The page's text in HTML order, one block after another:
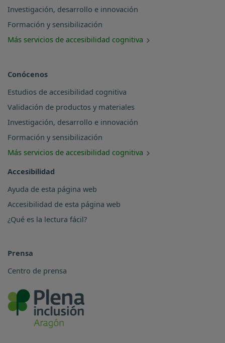
Investigación, desarrollo e innovación
Formación y sensibilización
Más servicios de accesibilidad cognitiva
Conócenos
Estudios de accesibilidad cognitiva
Validación de productos y materiales
Investigación, desarrollo e innovación
Formación y sensibilización
Más servicios de accesibilidad cognitiva
Accesibilidad
Ayuda de esta página web
Accesibilidad de esta página web
¿Qué es la lectura fácil?
Prensa
Centro de prensa